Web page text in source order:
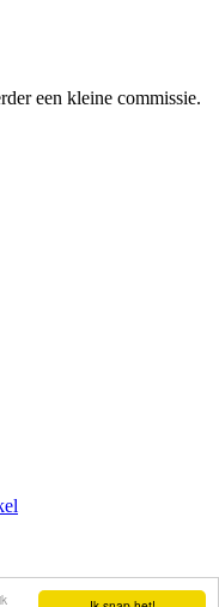
een kleine commissie.